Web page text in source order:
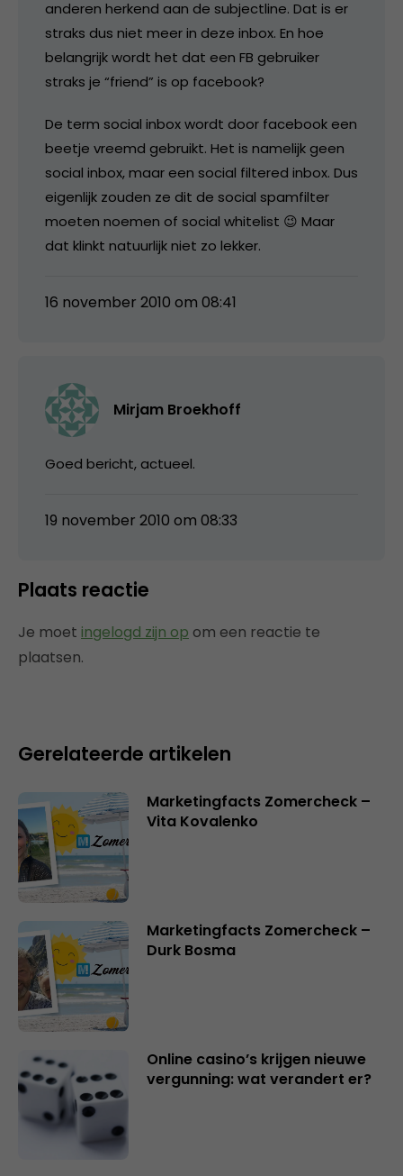
anderen herkend aan de subjectline. Dat is er
straks dus niet meer in deze inbox. En hoe
belangrijk wordt het dat een FB gebruiker
straks je “friend” is op facebook?
De term social inbox wordt door facebook een
beetje vreemd gebruikt. Het is namelijk geen
social inbox, maar een social filtered inbox. Dus
eigenlijk zouden ze dit de social spamfilter
moeten noemen of social whitelist 😉 Maar
dat klinkt natuurlijk niet zo lekker.
16 november 2010 om 08:41
Mirjam Broekhoff
Goed bericht, actueel.
19 november 2010 om 08:33
Plaats reactie
Je moet ingelogd zijn op om een reactie te
plaatsen.
Gerelateerde artikelen
Marketingfacts Zomercheck –
Vita Kovalenko
Marketingfacts Zomercheck –
Durk Bosma
Online casino’s krijgen nieuwe
vergunning: wat verandert er?